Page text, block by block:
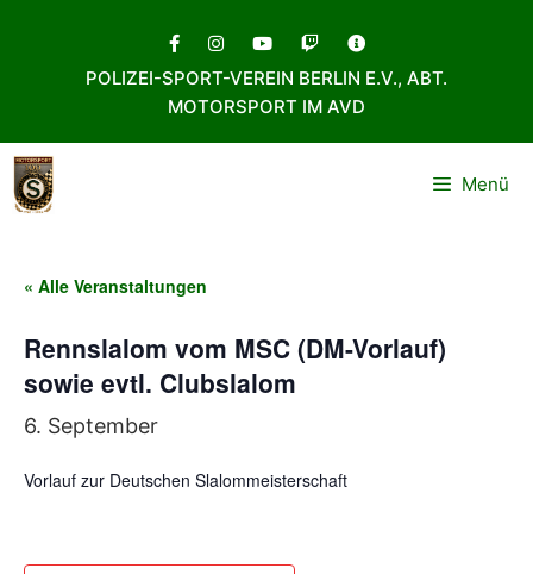
POLIZEI-SPORT-VEREIN BERLIN E.V., ABT.
MOTORSPORT IM AVD
Menü
« Alle Veranstaltungen
Rennslalom vom MSC (DM-Vorlauf)
sowie evtl. Clubslalom
6. September
Vorlauf zur Deutschen Slalommeisterschaft